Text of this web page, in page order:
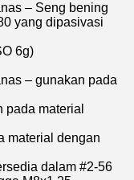
– Seng bening
yang dipasivasi
6g)
– gunakan pada
pada material
material dengan
dalam #2-56